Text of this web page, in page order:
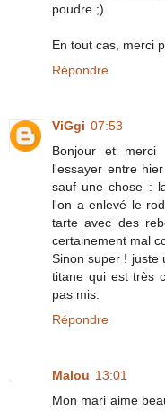
poudre ;).
En tout cas, merci
Répondre
ViGgi 07:53
Bonjour et merci
l'essayer entre
sauf une chose :
l'on a enlevé le
tarte avec des
certainement mal
Sinon super ! juste
titane qui est très
pas mis.
Répondre
Malou 13:01
Mon mari aime